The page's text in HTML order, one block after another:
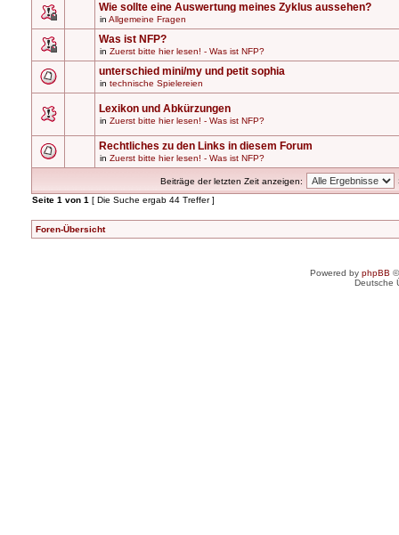
Wie sollte eine Auswertung meines Zyklus aussehen?
in Allgemeine Fragen
Was ist NFP?
in Zuerst bitte hier lesen! - Was ist NFP?
unterschied mini/my und petit sophia
in technische Spielereien
Lexikon und Abkürzungen
in Zuerst bitte hier lesen! - Was ist NFP?
Rechtliches zu den Links in diesem Forum
in Zuerst bitte hier lesen! - Was ist NFP?
Beiträge der letzten Zeit anzeigen:
Seite 1 von 1 [ Die Suche ergab 44 Treffer ]
Foren-Übersicht
Powered by phpBB
Deutsche